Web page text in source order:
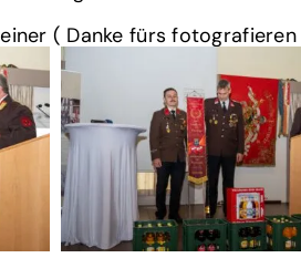
( Danke fürs fotografieren